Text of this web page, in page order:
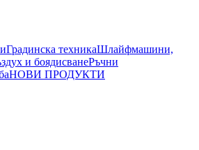
Градинска техникаШлайфмашини,
и боядисванеРъчни
НОВИ ПРОДУКТИ